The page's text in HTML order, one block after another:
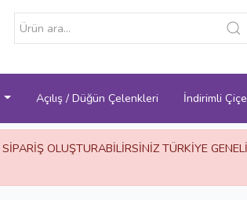
Açılış / Düğün Çelenkleri İndirimli
OLUŞTURABİLİRSİNİZ TÜRKİYE